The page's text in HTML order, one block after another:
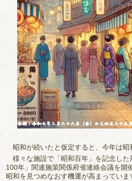
昭和が続いたと仮定すると、今年は昭
様々な施設で「昭和百年」を記念した
100年」関連施策関係府省連絡会議を開
昭和を見つめなおす機運が高まっていま